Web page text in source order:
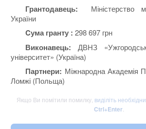
Грантодавець: Міністерство
України
Cума гранту :298 697 грн
Виконавець: ДВНЗ
університет» (Україна)
Партнери: Міжнародна Академія
Ломжі (Польща)
Якщо Ви помітили помилку, виділіть
Ctrl+Enter